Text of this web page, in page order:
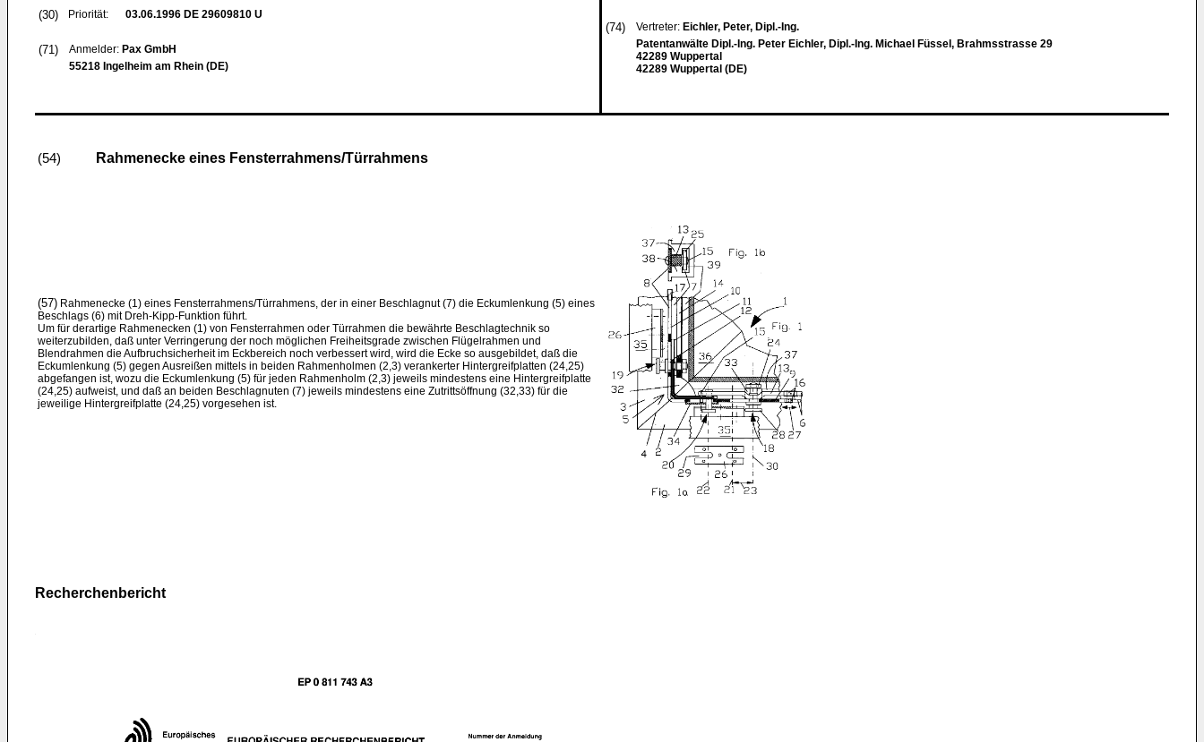
(30) Priorität: 03.06.1996 DE 29609810 U
(71) Anmelder: Pax GmbH
55218 Ingelheim am Rhein (DE)
(74) Vertreter: Eichler, Peter, Dipl.-Ing.
Patentanwälte Dipl.-Ing. Peter Eichler, Dipl.-Ing. Michael Füssel, Brahmsstrasse 29
42289 Wuppertal
42289 Wuppertal (DE)
(54) Rahmenecke eines Fensterrahmens/Türrahmens
(57) Rahmenecke (1) eines Fensterrahmens/Türrahmens, der in einer Beschlagnut (7) die Eckumlenkung (5) eines
Beschlags (6) mit Dreh-Kipp-Funktion führt.
Um für derartige Rahmenecken (1) von Fensterrahmen oder Türrahmen die bewährte Beschlagtechnik so
weiterzubilden, daß unter Verringerung der noch möglichen Freiheitsgrade zwischen Flügelrahmen und
Blendrahmen die Aufbruchsicherheit im Eckbereich noch verbessert wird, wird die Ecke so ausgebildet, daß die
Eckumlenkung (5) gegen Ausreißen mittels in beiden Rahmenholmen (2,3) verankerter Hintergreifplatten (24,25)
abgefangen ist, wozu die Eckumlenkung (5) für jeden Rahmenholm (2,3) jeweils mindestens eine Hintergreifplatte
(24,25) aufweist, und daß an beiden Beschlagnuten (7) jeweils mindestens eine Zutrittsöffnung (32,33) für die
jeweilige Hintergreifplatte (24,25) vorgesehen ist.
Recherchenbericht